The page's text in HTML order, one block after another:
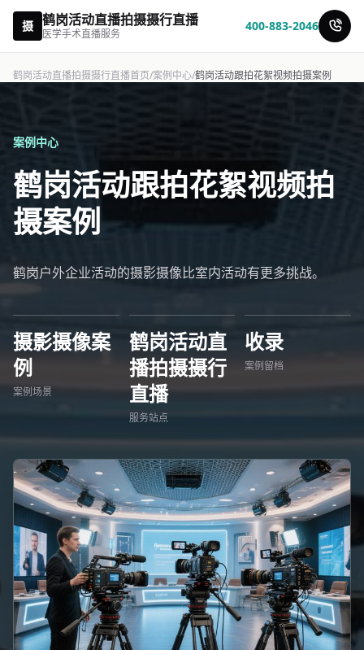
摄 鹤岗活动直播拍摄摄行直播
医学手术直播服务
400-883-2046
鹤岗活动直播拍摄摄行直播首页/案例中心/鹤岗活动跟拍花絮视频拍摄案例
案例中心
鹤岗活动跟拍花絮视频拍
摄案例
鹤岗户外企业活动的摄影摄像比室内活动有更多挑战。
摄影摄像案
例
案例场景
鹤岗活动直
播拍摄摄行
直播
服务站点
收录
案例留档